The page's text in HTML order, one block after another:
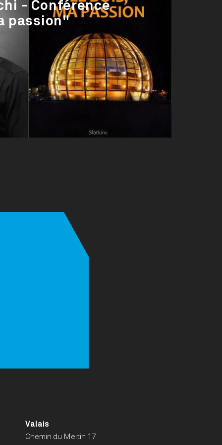
- Conférence
passion"
Valais
Chemin du Meitin 17